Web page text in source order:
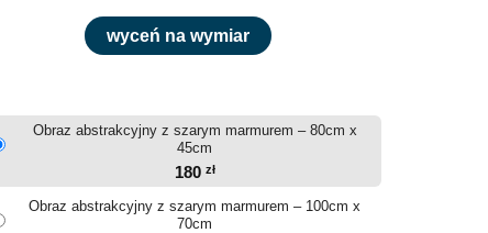
wyceń na wymiar
Obraz abstrakcyjny z szarym marmurem – 80cm x
45cm
180 zł
Obraz abstrakcyjny z szarym marmurem – 100cm x
70cm